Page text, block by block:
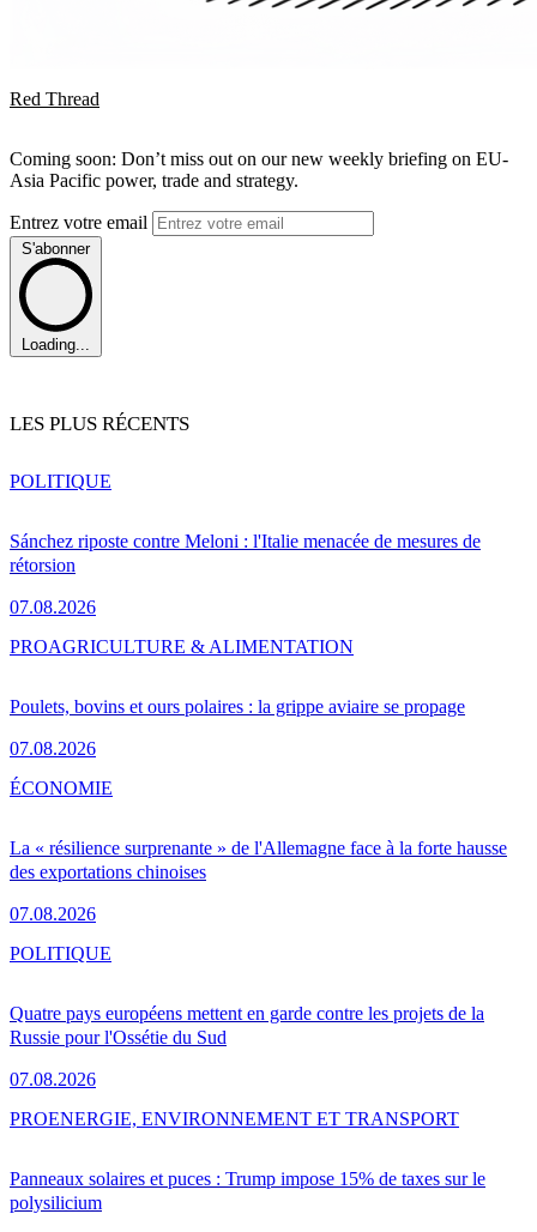
Red Thread
Coming soon: Don’t miss out on our new weekly briefing on EU-
Asia Pacific power, trade and strategy.
Entrez votre email
S'abonner
Loading...
LES PLUS RÉCENTS
Sánchez riposte contre Meloni : l'Italie menacée de mesures de
rétorsion
07.08.2026
POLITIQUE
Poulets, bovins et ours polaires : la grippe aviaire se propage
07.08.2026
PROAGRICULTURE & ALIMENTATION
La « résilience surprenante » de l'Allemagne face à la forte hausse
des exportations chinoises
07.08.2026
ÉCONOMIE
Quatre pays européens mettent en garde contre les projets de la
Russie pour l'Ossétie du Sud
07.08.2026
POLITIQUE
Panneaux solaires et puces : Trump impose 15% de taxes sur le
polysilicium
PROENERGIE, ENVIRONNEMENT ET TRANSPORT